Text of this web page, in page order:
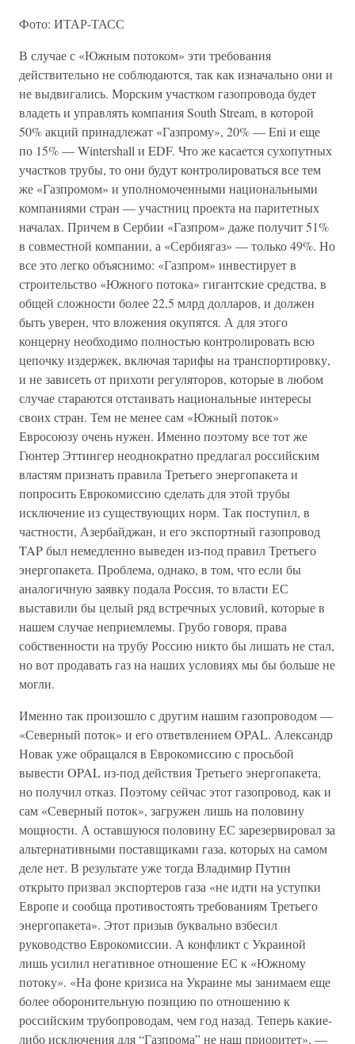
Фото: ИТАР-ТАСС
В случае с «Южным потоком» эти требования
действительно не соблюдаются, так как изначально они и
не выдвигались. Морским участком газопровода будет
владеть и управлять компания South Stream, в которой
50% акций принадлежат «Газпрому», 20% — Eni и еще
по 15% — Wintershall и EDF. Что же касается сухопутных
участков трубы, то они будут контролироваться все тем
же «Газпромом» и уполномоченными национальными
компаниями стран — участниц проекта на паритетных
началах. Причем в Сербии «Газпром» даже получит 51%
в совместной компании, а «Сербиягаз» — только 49%. Но
все это легко объяснимо: «Газпром» инвестирует в
строительство «Южного потока» гигантские средства, в
общей сложности более 22,5 млрд долларов, и должен
быть уверен, что вложения окупятся. А для этого
концерну необходимо полностью контролировать всю
цепочку издержек, включая тарифы на транспортировку,
и не зависеть от прихоти регуляторов, которые в любом
случае стараются отстаивать национальные интересы
своих стран. Тем не менее сам «Южный поток»
Евросоюзу очень нужен. Именно поэтому все тот же
Гюнтер Эттингер неоднократно предлагал российским
властям признать правила Третьего энергопакета и
попросить Еврокомиссию сделать для этой трубы
исключение из существующих норм. Так поступил, в
частности, Азербайджан, и его экспортный газопровод
TAP был немедленно выведен из-под правил Третьего
энергопакета. Проблема, однако, в том, что если бы
аналогичную заявку подала Россия, то власти ЕС
выставили бы целый ряд встречных условий, которые в
нашем случае неприемлемы. Грубо говоря, права
собственности на трубу Россию никто бы лишать не стал,
но вот продавать газ на наших условиях мы бы больше не
могли.
Именно так произошло с другим нашим газопроводом —
«Северный поток» и его ответвлением OPAL. Александр
Новак уже обращался в Еврокомиссию с просьбой
вывести OPAL из-под действия Третьего энергопакета,
но получил отказ. Поэтому сейчас этот газопровод, как и
сам «Северный поток», загружен лишь на половину
мощности. А оставшуюся половину ЕС зарезервировал за
альтернативными поставщиками газа, которых на самом
деле нет. В результате уже тогда Владимир Путин
открыто призвал экспортеров газа «не идти на уступки
Европе и сообща противостоять требованиям Третьего
энергопакета». Этот призыв буквально взбесил
руководство Еврокомиссии. А конфликт с Украиной
лишь усилил негативное отношение ЕС к «Южному
потоку». «На фоне кризиса на Украине мы занимаем еще
более оборонительную позицию по отношению к
российским трубопроводам, чем год назад. Теперь какие-
либо исключения для “Газпрома” не наш приоритет», —